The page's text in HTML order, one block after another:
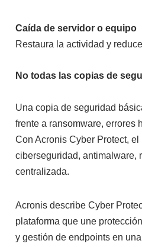
Caída de servidor o equipo
Restaura la actividad y
No todas las copias de
Una copia de seguridad
frente a ransomware, errores
Con Acronis Cyber Protect,
ciberseguridad, antimalware,
centralizada.
Acronis describe Cyber
plataforma que une
y gestión de endpoints en